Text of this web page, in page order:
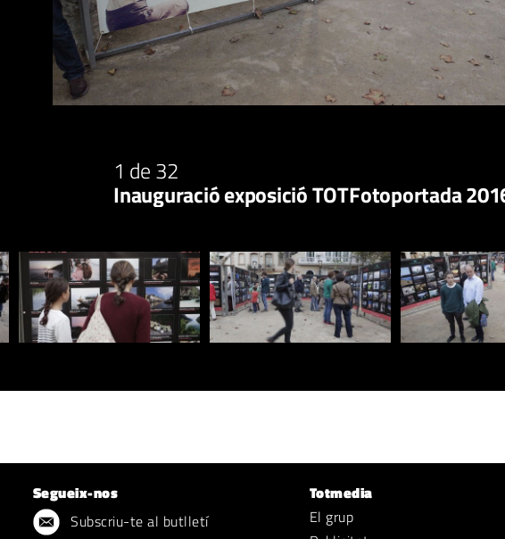
1 de 32
Inauguració exposició TOTFotoportada
Segueix-nos
Subscriu-te al butlletí
Totmedia
El grup